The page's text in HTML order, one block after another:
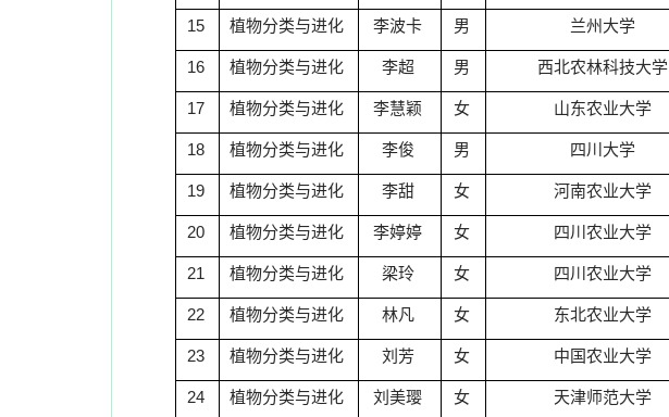
15 植物分类与进化 李波卡 男 兰州大学
16 植物分类与进化 李超 男 西北农林科技大学
17 植物分类与进化 李慧颖 女 山东农业大学
18 植物分类与进化 李俊 男 四川大学
19 植物分类与进化 李甜 女 河南农业大学
20 植物分类与进化 李婷婷 女 四川农业大学
21 植物分类与进化 梁玲 女 四川农业大学
22 植物分类与进化 林凡 女 东北农业大学
23 植物分类与进化 刘芳 女 中国农业大学
24 植物分类与进化 刘美璎 女 天津师范大学